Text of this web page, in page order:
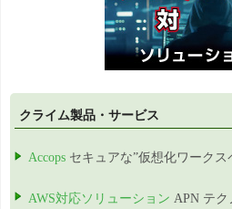
クライム製品・サービス
Accops セキュアな”仮想化ワークス
AWS対応ソリューション APN テ